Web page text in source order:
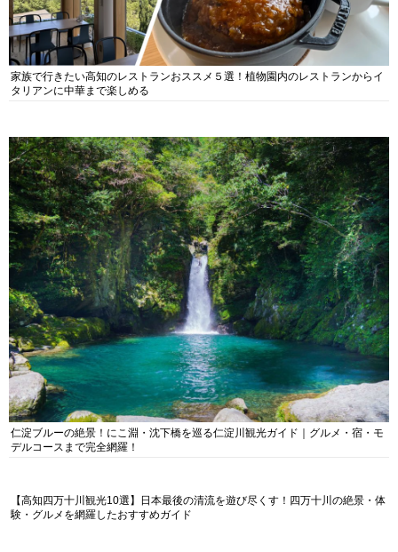
家族で行きたい高知のレストランおススメ５選！植物園内のレストランからイ
タリアンに中華まで楽しめる
仁淀ブルーの絶景！にこ淵・沈下橋を巡る仁淀川観光ガイド｜グルメ・宿・モ
デルコースまで完全網羅！
【高知四万十川観光10選】日本最後の清流を遊び尽くす！四万十川の絶景・体
験・グルメを網羅したおすすめガイド